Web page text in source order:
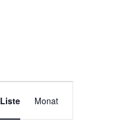
Ansichten-
Liste Monat